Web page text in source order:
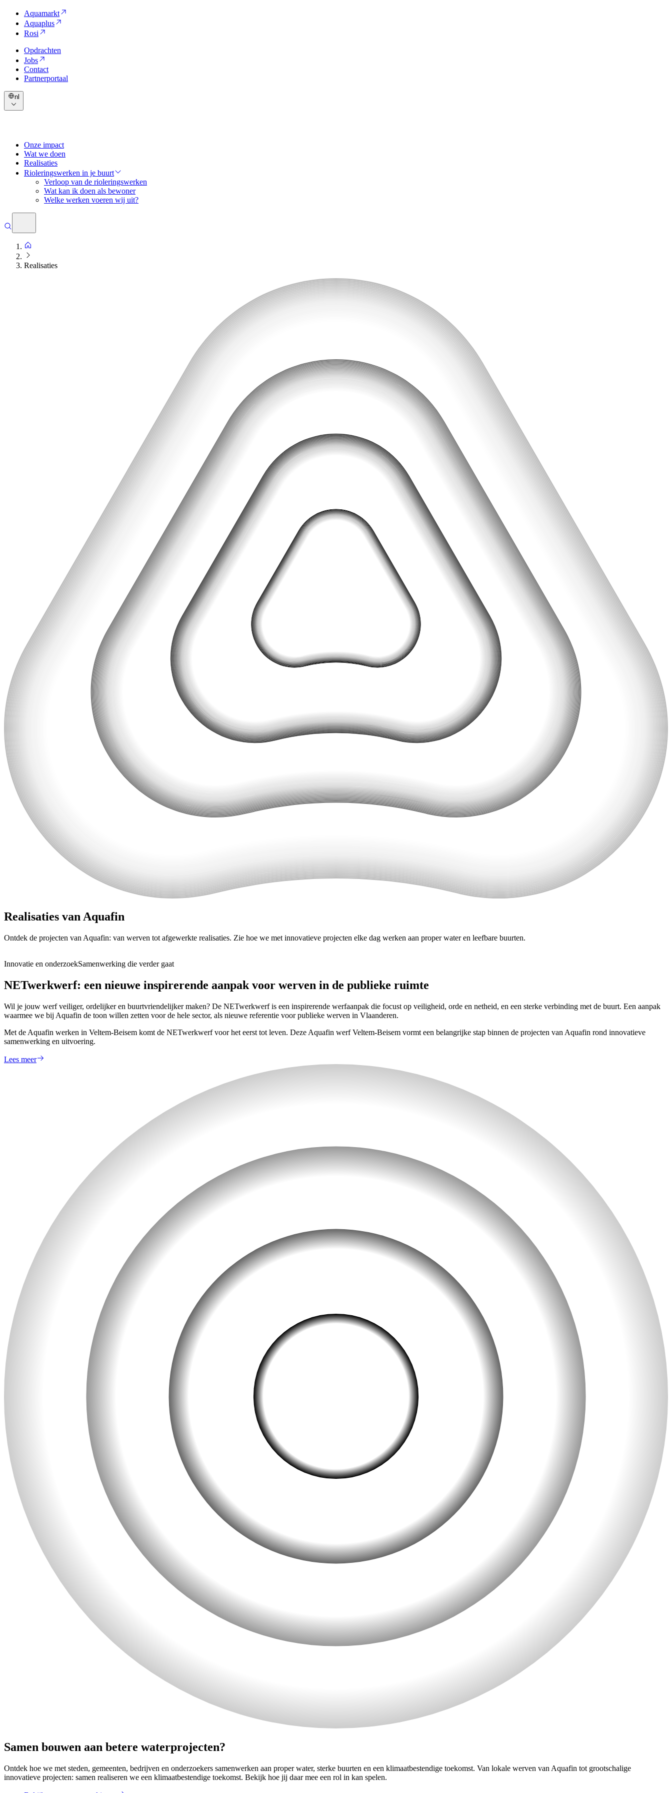
Aquamarkt
Aquaplus
Rosi
Opdrachten
Jobs
Contact
Partnerportaal
nl
Onze impact
Wat we doen
Realisaties
Rioleringswerken in je buurt
Verloop van de rioleringswerken
Wat kan ik doen als bewoner
Welke werken voeren wij uit?
Realisaties
Realisaties van Aquafin
Ontdek de projecten van Aquafin: van werven tot afgewerkte realisaties. Zie hoe we met innovatieve projecten elke dag werken aan proper water en leefbare buurten.
Innovatie en onderzoekSamenwerking die verder gaat
NETwerkwerf: een nieuwe inspirerende aanpak voor werven in de publieke ruimte
Wil je jouw werf veiliger, ordelijker en buurtvriendelijker maken? De NETwerkwerf is een inspirerende werfaanpak die focust op veiligheid, orde en netheid, en een sterke verbinding met de buurt. Een aanpak
waarmee we bij Aquafin de toon willen zetten voor de hele sector, als nieuwe referentie voor publieke werven in Vlaanderen.
Met de Aquafin werken in Veltem-Beisem komt de NETwerkwerf voor het eerst tot leven. Deze Aquafin werf Veltem-Beisem vormt een belangrijke stap binnen de projecten van Aquafin rond innovatieve
samenwerking en uitvoering.
Lees meer
Samen bouwen aan betere waterprojecten?
Ontdek hoe we met steden, gemeenten, bedrijven en onderzoekers samenwerken aan proper water, sterke buurten en een klimaatbestendige toekomst. Van lokale werven van Aquafin tot grootschalige
innovatieve projecten: samen realiseren we een klimaatbestendige toekomst. Bekijk hoe jij daar mee een rol in kan spelen.